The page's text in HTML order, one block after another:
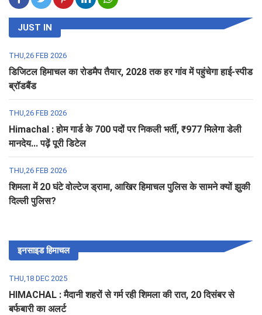
JUST IN
THU,26 FEB 2026
डिजिटल हिमाचल का रोडमैप तैयार, 2028 तक हर गांव में पहुंचेगा हाई-स्पीड
ब्रॉडबैंड
THU,26 FEB 2026
Himachal : होम गार्ड के 700 पदों पर निकली भर्ती, ₹977 मिलेगा डेली
मानदेय... पढ़ें पूरी डिटेल
THU,26 FEB 2026
शिमला में 20 घंटे वोल्टेज ड्रामा, आखिर हिमाचल पुलिस के सामने क्यों झुकी
दिल्ली पुलिस?
इनसाइड हिमाचल
THU,18 DEC 2025
HIMACHAL : मैदानी शहरों से गर्म रही शिमला की रात, 20 दिसंबर से
बर्फबारी का अलर्ट